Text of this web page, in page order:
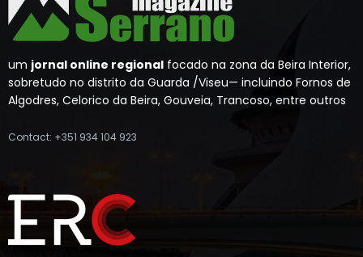
um jornal online regional focado na zona da Beira Interior,
sobretudo no distrito da Guarda /Viseu— incluindo Fornos de
Algodres, Celorico da Beira, Gouveia, Trancoso, entre outros
Contact: +351 934 104 923